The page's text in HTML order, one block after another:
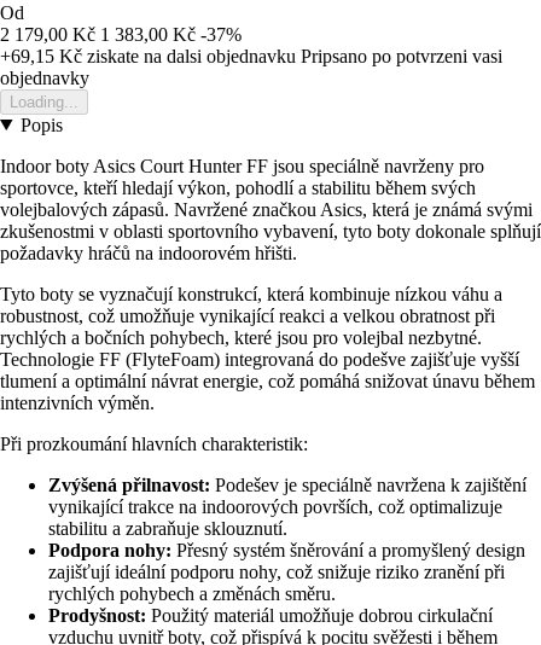
Od
2 179,00 Kč 1 383,00 Kč -37%
+69,15 Kč ziskate na dalsi objednavku Pripsano po potvrzeni vasi
objednavky
Loading...
Popis
Indoor boty Asics Court Hunter FF jsou speciálně navrženy pro
sportovce, kteří hledají výkon, pohodlí a stabilitu během svých
volejbalových zápasů. Navržené značkou Asics, která je známá svými
zkušenostmi v oblasti sportovního vybavení, tyto boty dokonale splňují
požadavky hráčů na indoorovém hřišti.
Tyto boty se vyznačují konstrukcí, která kombinuje nízkou váhu a
robustnost, což umožňuje vynikající reakci a velkou obratnost při
rychlých a bočních pohybech, které jsou pro volejbal nezbytné.
Technologie FF (FlyteFoam) integrovaná do podešve zajišťuje vyšší
tlumení a optimální návrat energie, což pomáhá snižovat únavu během
intenzivních výměn.
Při prozkoumání hlavních charakteristik:
Zvýšená přilnavost: Podešev je speciálně navržena k zajištění
vynikající trakce na indoorových površích, což optimalizuje
stabilitu a zabraňuje sklouznutí.
Podpora nohy: Přesný systém šněrování a promyšlený design
zajišťují ideální podporu nohy, což snižuje riziko zranění při
rychlých pohybech a změnách směru.
Prodyšnost: Použitý materiál umožňuje dobrou cirkulační
vzduchu uvnitř boty, což přispívá k pocitu svěžesti i během